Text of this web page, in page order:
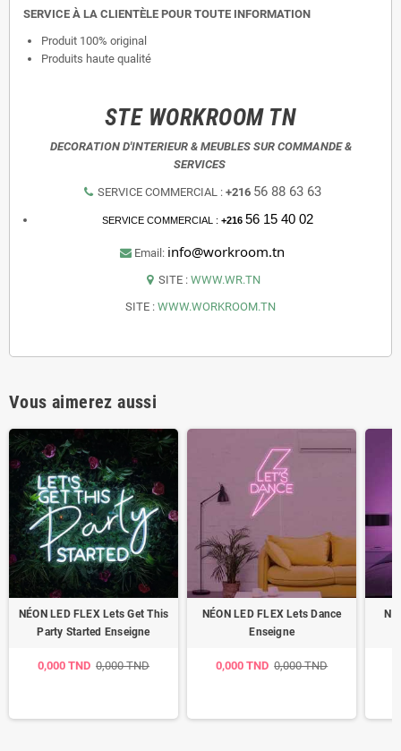
SERVICE À LA CLIENTÈLE POUR TOUTE INFORMATION
Produit 100% original
Produits haute qualité
STE WORKROOM TN
DECORATION D'INTERIEUR & MEUBLES SUR COMMANDE &
SERVICES
SERVICE COMMERCIAL : +216 56 88 63 63
SERVICE COMMERCIAL : +216 56 15 40 02
Email: info@workroom.tn
SITE : WWW.WR.TN
SITE : WWW.WORKROOM.TN
Vous aimerez aussi
NÉON LED FLEX Lets Get This
Party Started Enseigne
0,000 TND 0,000 TND
NÉON LED FLEX Lets Dance
Enseigne
0,000 TND 0,000 TND